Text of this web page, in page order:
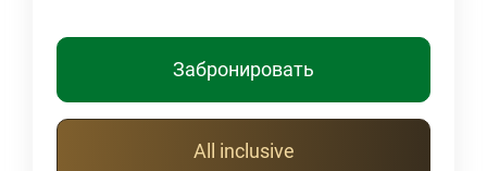
Забронировать
All inclusive